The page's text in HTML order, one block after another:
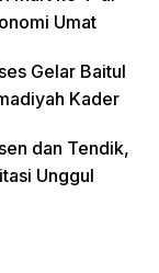
Umat
Gelar Baitul
Kader
dan Tendik,
Unggul